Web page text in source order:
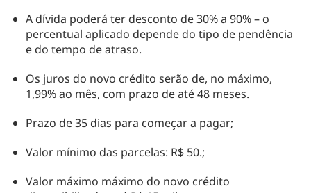
A dívida poderá ter desconto de 30% a 90% – o
percentual aplicado depende do tipo de pendência
e do tempo de atraso.
Os juros do novo crédito serão de, no máximo,
1,99% ao mês, com prazo de até 48 meses.
Prazo de 35 dias para começar a pagar;
Valor mínimo das parcelas: R$ 50.;
Valor máximo máximo do novo crédito